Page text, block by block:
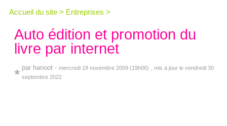
Accueil du site > Entreprises >
Auto édition et promotion du
livre par internet
par hanoot - mercredi 18 novembre 2009 (19h06)
, mis a jour le vendredi 30
septembre 2022